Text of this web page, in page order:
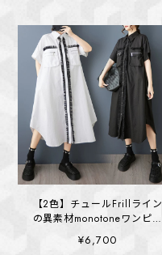
【2色】チュールFrillライン
の異素材monotoneワンピー
ス (kai1392)
¥6,700